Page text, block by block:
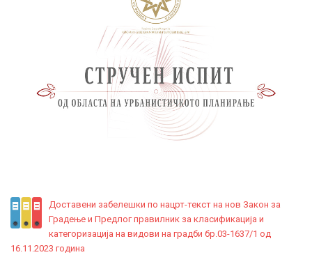
Доставени забелешки по нацрт-текст на нов Закон за
Градење и Предлог правилник за класификација и
категоризација на видови на градби бр.03-1637/1 од
16.11.2023 година